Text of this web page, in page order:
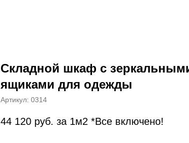
Складной шкаф с
ящиками для одежды
Артикул: 0314
44 120 руб. за 1м2 *Все включено!